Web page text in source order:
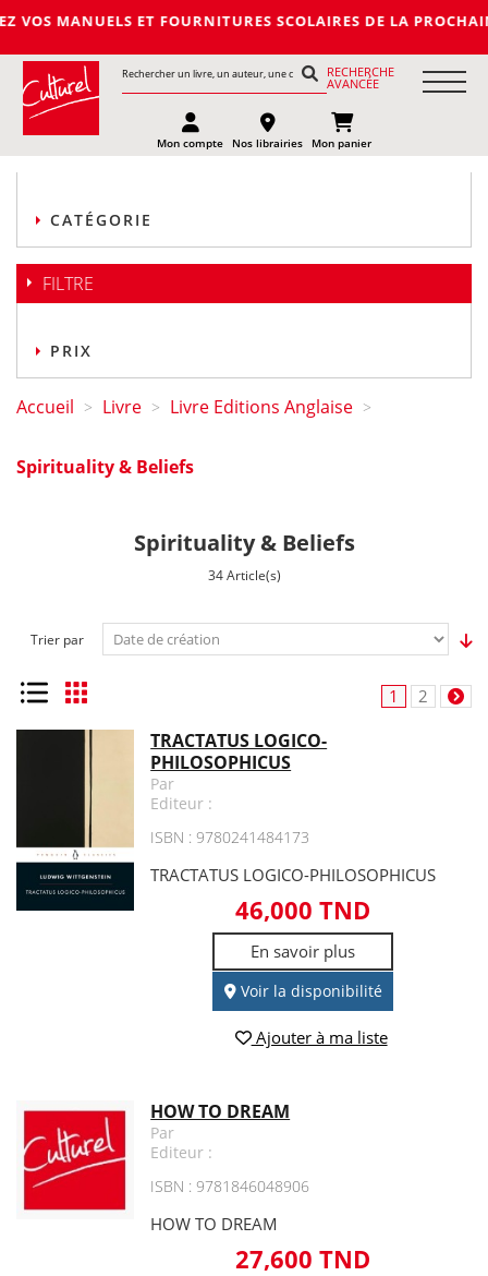
MANUELS ET FOURNITURES SCOLAIRES DE LA
RECHERCHE
AVANCÉE
Mon compte Nos librairies Mon panier
CATÉGORIE
FILTRE
PRIX
Accueil > Livre > Livre Editions Anglaise >
Spirituality & Beliefs
Spirituality & Beliefs
34 Article(s)
Trier par
Liste Grille 1 2
TRACTATUS LOGICO-
PHILOSOPHICUS
Par
Editeur :
ISBN : 9780241484173
TRACTATUS LOGICO-PHILOSOPHICUS
46,000 TND
En savoir plus
Voir la disponibilité
Ajouter à ma liste
HOW TO DREAM
Par
Editeur :
ISBN : 9781846048906
HOW TO DREAM
27,600 TND